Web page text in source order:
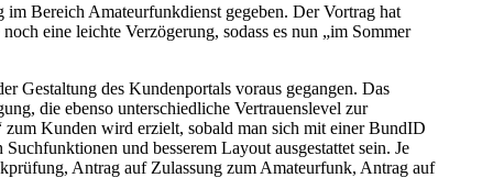
Bereich Amateurfunkdienst gegeben. Der Vortrag hat
eine leichte Verzögerung, sodass es nun „im Sommer
Gestaltung des Kundenportals voraus gegangen. Das
die ebenso unterschiedliche Vertrauenslevel zur
Kunden wird erzielt, sobald man sich mit einer BundID
und besserem Layout ausgestattet sein. Je
Antrag auf Zulassung zum Amateurfunk, Antrag auf